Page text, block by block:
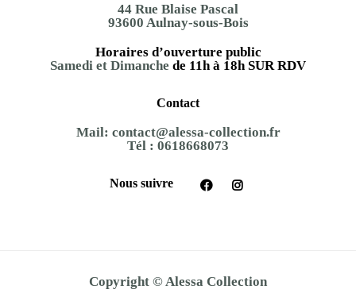
44 Rue Blaise Pascal
93600 Aulnay-sous-Bois
Horaires d’ouverture public
Samedi et Dimanche de 11h à 18h SUR RDV
Contact
Mail: contact@alessa-collection.fr
Tél : 0618668073
Nous suivre
Copyright © Alessa Collection